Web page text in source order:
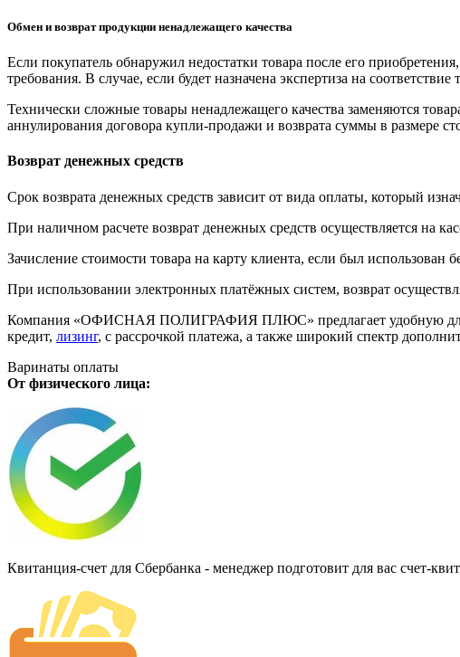
Обмен и возврат продукции ненадлежащего качества
Если покупатель обнаружил недостатки товара после его
требования. В случае, если будет назначена экспертиза на
Технически сложные товары ненадлежащего качества заменяются
аннулирования договора купли-продажи и возврата суммы в размере
Возврат денежных средств
Срок возврата денежных средств зависит от вида оплаты, который
При наличном расчете возврат денежных средств осуществляется на
Зачисление стоимости товара на карту клиента, если был использован
При использовании электронных платёжных систем, возврат
Компания «ОФИСНАЯ ПОЛИГРАФИЯ ПЛЮС» предлагает удобную для
кредит, лизинг, с рассрочкой платежа, а также широкий спектр
Варинаты оплаты
От физического лица:
Квитанция-счет для Сбербанка - менеджер подготовит для вас счет-